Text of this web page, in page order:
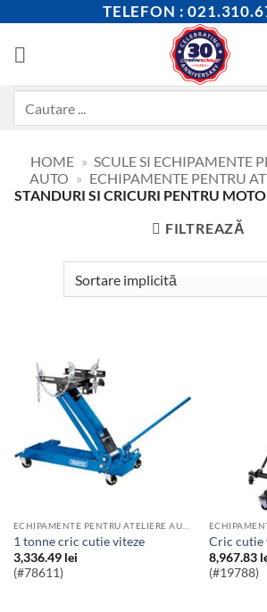
content
TELEFON :
HOME » SCULE SI ECHIPAMENTE
AUTO » ECHIPAMENTE PENTRU
STANDURI SI CRICURI PENTRU
FILTREAZĂ
1 tonne cric cutie viteze
3,336.49 lei
(#78611)
Cric
8,967.83
(#19788)